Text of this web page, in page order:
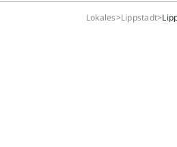
Lokales>Lippstadt>